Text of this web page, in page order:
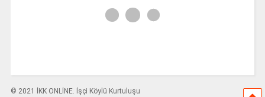
© 2021 İKK ONLİNE. İşçi Köylü Kurtuluşu